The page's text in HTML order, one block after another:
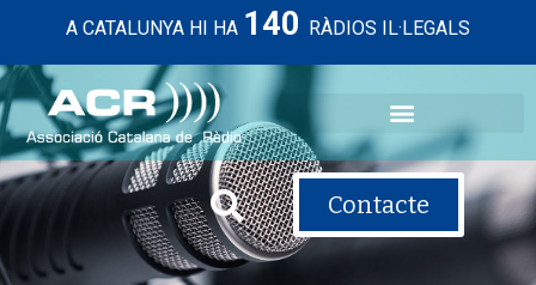
A CATALUNYA HI HA 140 RÀDIOS IL·LEGALS
Contacte